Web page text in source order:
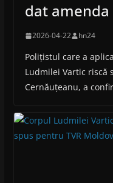
dat
2026-04-22 hn24
Polițistul care a
Ludmilei Vartic riscă
Cernăuțeanu, a